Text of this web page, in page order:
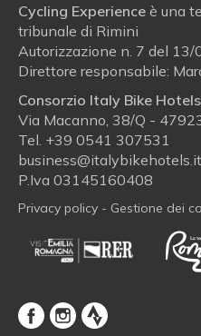
Cycling Experience è una
tribunale di Rimini
Autorizzazione n. 7 del
Direttore responsabile:
Consorzio Italy Bike Hotels
Via Macanno, 38/Q -
Tel. +39 0541 307531
business@italybikehotels.it
P.Iva 03145160408
Privacy policy - Gestione dei